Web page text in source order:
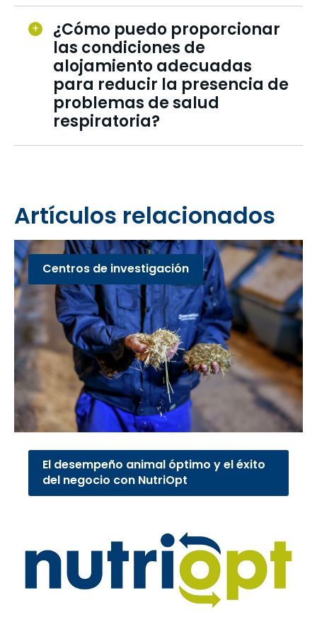
¿Cómo puedo proporcionar
las condiciones de
alojamiento adecuadas
para reducir la presencia de
problemas de salud
respiratoria?
Artículos relacionados
Centros de investigación
El desempeño animal óptimo y el éxito
del negocio con NutriOpt